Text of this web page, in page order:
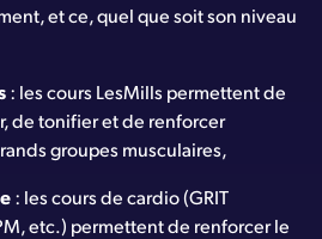
et ce, quel que soit son niveau
: les cours LesMills permettent de
de tonifier et de renforcer
groupes musculaires,
: les cours de cardio (GRIT
etc.) permettent de renforcer le